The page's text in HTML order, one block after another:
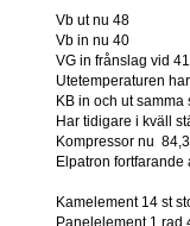
Vb ut nu 48
Vb in nu 40
VG in frånslag vid
Utetemperaturen
KB in och ut samma
Har tidigare i kväll
Kompressor nu
Elpatron fortfarande
Kamelement 14 st
Panelelement 1 rad